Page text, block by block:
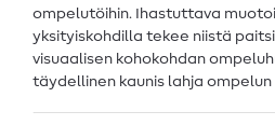
ompelutöihin. Ihastuttava
yksityiskohdilla tekee niistä
visuaalisen kohokohdan
täydellinen kaunis lahja